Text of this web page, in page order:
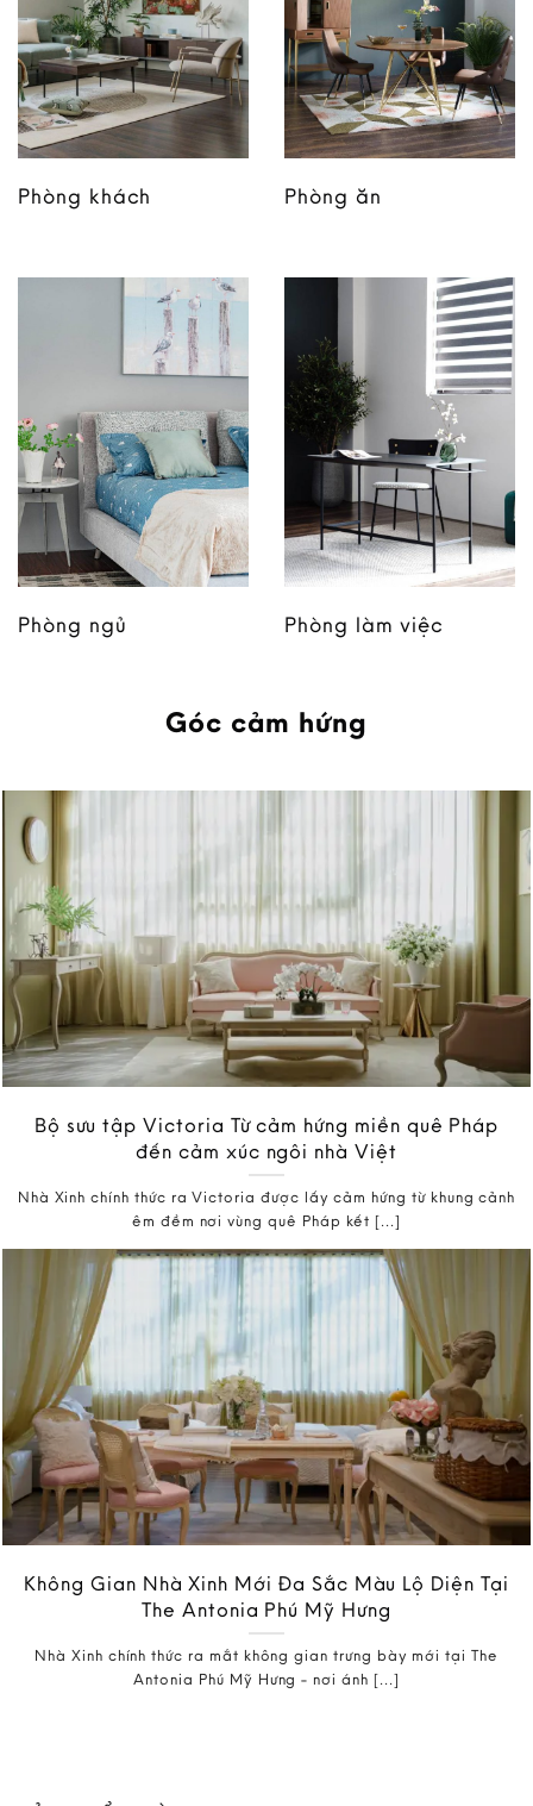
Phòng khách Phòng ăn
Phòng ngủ Phòng làm việc
Góc cảm hứng
Bộ sưu tập Victoria Từ cảm hứng miền quê Pháp
đến cảm xúc ngôi nhà Việt
Nhà Xinh chính thức ra Victoria được lấy cảm hứng từ khung cảnh
êm đềm nơi vùng quê Pháp kết [...]
Không Gian Nhà Xinh Mới Đa Sắc Màu Lộ Diện Tại
The Antonia Phú Mỹ Hưng
Nhà Xinh chính thức ra mắt không gian trưng bày mới tại The
Antonia Phú Mỹ Hưng - nơi ánh [...]